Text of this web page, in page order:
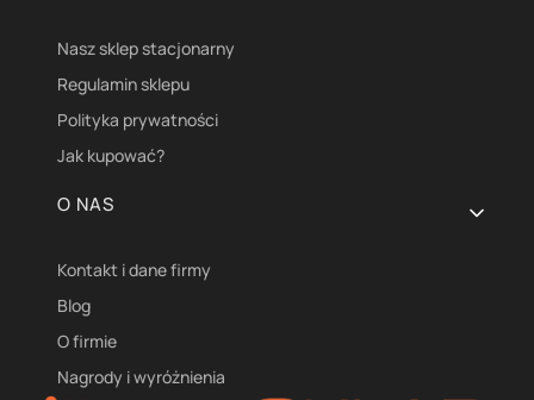
Nasz sklep stacjonarny
Regulamin sklepu
Polityka prywatności
Jak kupować?
O NAS
Kontakt i dane firmy
Blog
O firmie
Nagrody i wyróżnienia